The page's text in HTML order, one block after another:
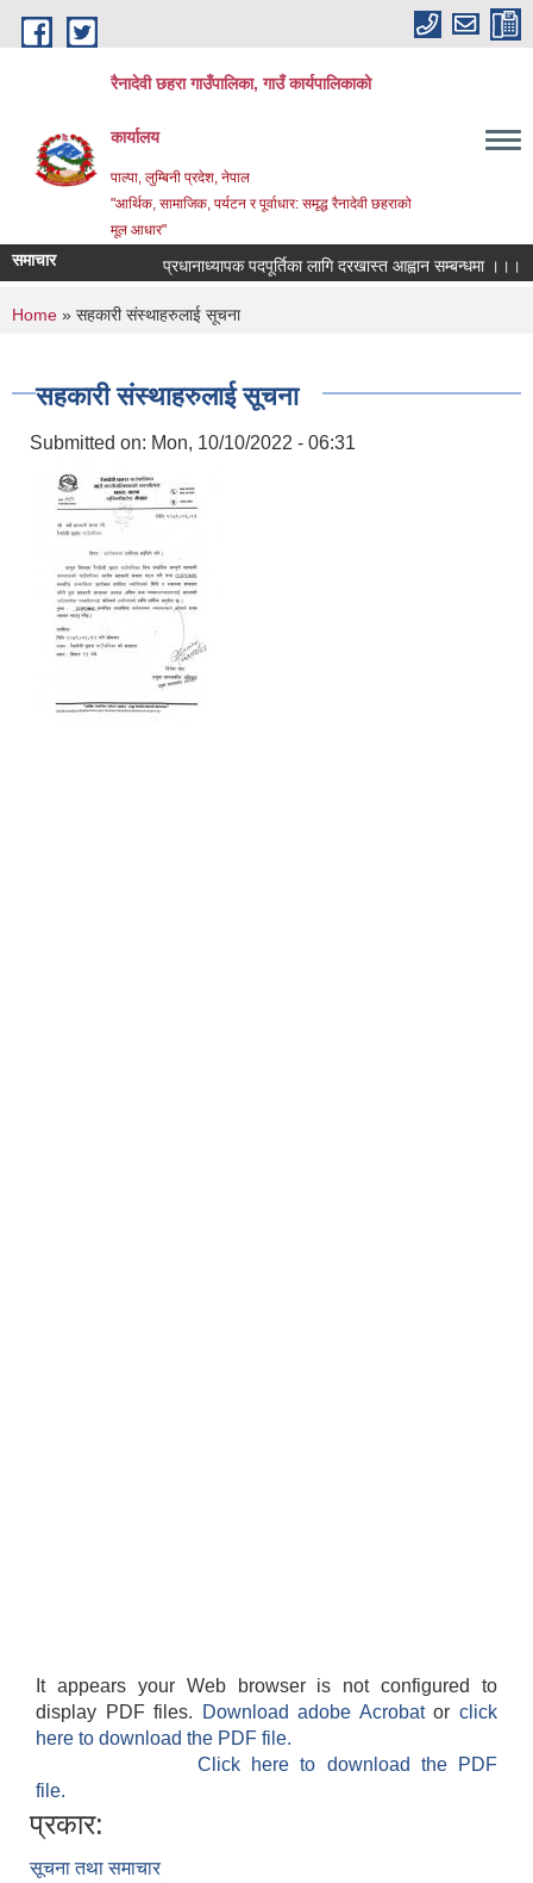
Skip to main content
रैनादेवी छहरा गाउँपालिका, गाउँ कार्यपालिकाको
कार्यालय
पाल्पा, लुम्बिनी प्रदेश, नेपाल
"आर्थिक, सामाजिक, पर्यटन र पूर्वाधार: समृद्ध रैनादेवी छहराको
मूल आधार"
समाचार प्रधानाध्यापक पदपूर्तिका लागि दरखास्त आह्वान सम्बन्धमा ।।।
You are here
Home » सहकारी संस्थाहरुलाई सूचना
सहकारी संस्थाहरुलाई सूचना
Submitted on: Mon, 10/10/2022 - 06:31
It appears your Web browser is not configured to
display PDF files.
Download adobe Acrobatorclick
here to download the PDF file.
Click here to download the PDF
file.
प्रकार:
सूचना तथा समाचार